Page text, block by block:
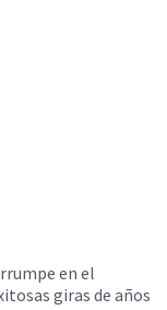
en el
giras de años